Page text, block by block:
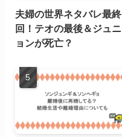
夫婦の世界ネタバレ最終
回！テオの最後＆ジュニ
ョンが死亡？